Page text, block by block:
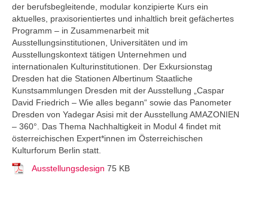
der berufsbegleitende, modular konzipierte Kurs ein
aktuelles, praxisorientiertes und inhaltlich breit gefächertes
Programm – in Zusammenarbeit mit
Ausstellungsinstitutionen, Universitäten und im
Ausstellungskontext tätigen Unternehmen und
internationalen Kulturinstitutionen. Der Exkursionstag
Dresden hat die Stationen Albertinum Staatliche
Kunstsammlungen Dresden mit der Ausstellung „Caspar
David Friedrich – Wie alles begann“ sowie das Panometer
Dresden von Yadegar Asisi mit der Ausstellung AMAZONIEN
– 360°. Das Thema Nachhaltigkeit in Modul 4 findet mit
österreichischen Expert*innen im Österreichischen
Kulturforum Berlin statt.
Ausstellungsdesign 75 KB